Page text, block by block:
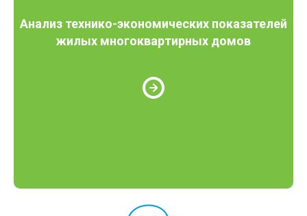
Анализ технико-экономических показателей
жилых многоквартирных домов